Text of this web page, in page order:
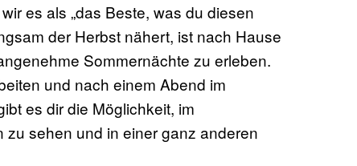
es als „das Beste, was du diesen
der Herbst nähert, ist nach Hause
Sommernächte zu erleben.
und nach einem Abend im
es dir die Möglichkeit, im
sehen und in einer ganz anderen